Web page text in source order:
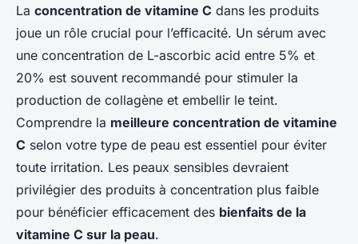
La concentration de vitamine C dans les produits
joue un rôle crucial pour l’efficacité. Un sérum avec
une concentration de L-ascorbic acid entre 5% et
20% est souvent recommandé pour stimuler la
production de collagène et embellir le teint.
Comprendre la meilleure concentration de vitamine
C selon votre type de peau est essentiel pour éviter
toute irritation. Les peaux sensibles devraient
privilégier des produits à concentration plus faible
pour bénéficier efficacement des bienfaits de la
vitamine C sur la peau.